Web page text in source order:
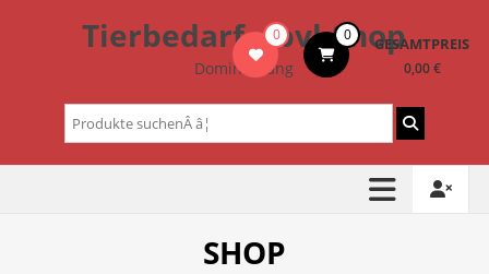
Tierbedarf – bvl-Shop
Dominik Lang
0 0 GESAMTPREIS
0,00 €
Suchen
nach:
SHOP